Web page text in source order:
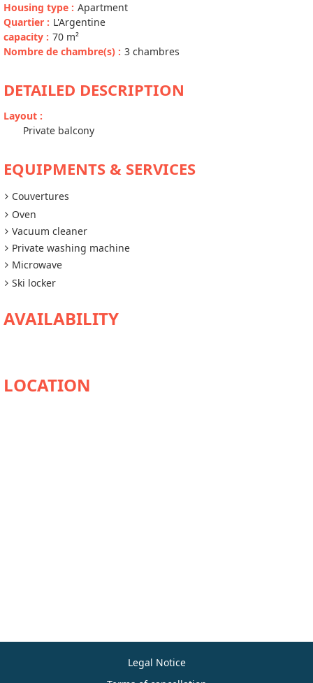
Housing type : Apartment
Quartier : L'Argentine
capacity : 70 m²
Nombre de chambre(s) : 3 chambres
DETAILED DESCRIPTION
Layout :
Private balcony
EQUIPMENTS & SERVICES
Couvertures
Oven
Vacuum cleaner
Private washing machine
Microwave
Ski locker
AVAILABILITY
Legal Notice